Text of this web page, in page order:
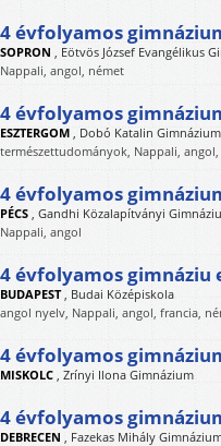
4 évfolyamos
SOPRON , Eötvös József Evangélikus
Nappali, angol, német
4 évfolyamos
ESZTERGOM , Dobó Katalin Gimnázium
természettudományok, Nappali,
4 évfolyamos
PÉCS , Gandhi Közalapítványi
Nappali, angol
4 évfolyamos gimnáziu
BUDAPEST, Budai Középiskola
angol nyelv, Nappali, angol, francia,
4 évfolyamos
MISKOLC , Zrínyi Ilona Gimnázium
4 évfolyamos
DEBRECEN , Fazekas Mihály